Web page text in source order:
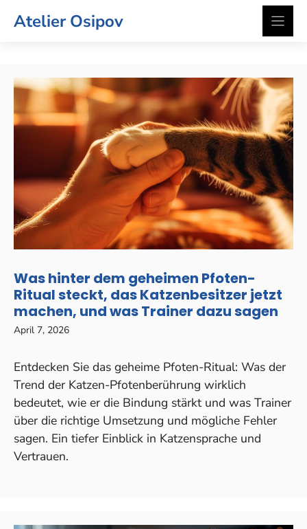
InhaltAtelier Osipov
Was hinter dem geheimen Pfoten-
Ritual steckt, das Katzenbesitzer jetzt
machen, und was Trainer dazu sagen
April 7, 2026
Entdecken Sie das geheime Pfoten-Ritual: Was der
Trend der Katzen-Pfotenberührung wirklich
bedeutet, wie er die Bindung stärkt und was Trainer
über die richtige Umsetzung und mögliche Fehler
sagen. Ein tiefer Einblick in Katzensprache und
Vertrauen.